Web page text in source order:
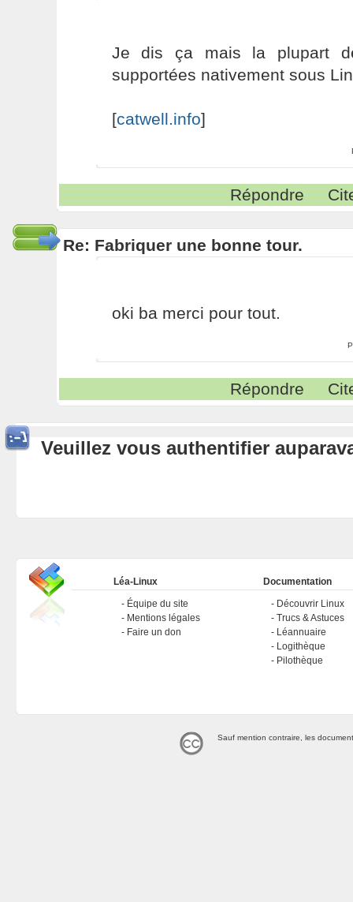
Je dis ça mais la plupart
supportées nativement sous
[catwell.info]
Répondre
Re: Fabriquer une bonne tour.
oki ba merci pour tout.
Répondre
Veuillez vous authentifier
Léa-Linux
Équipe du site
Mentions légales
Faire un don
Documentation
Découvrir Linux
Trucs & Astuces
Léannuaire
Logithèque
Pilothèque
Sauf mention contraire, les